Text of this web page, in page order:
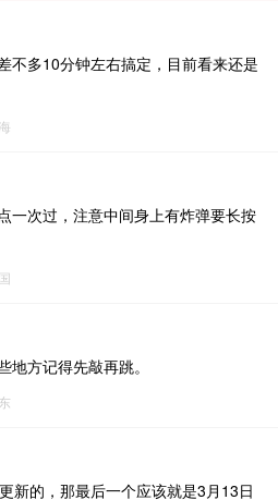
不多10分钟左右搞定，目前看来还是
一次过，注意中间身上有炸弹要长按
地方记得先敲再跳。
新的，那最后一个应该就是3月13日